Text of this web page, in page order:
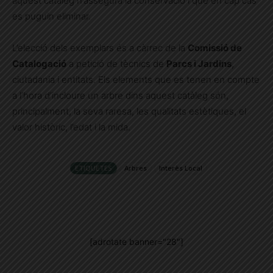
es puguin eliminar.
L’elecció dels exemplars és a càrrec de la Comissió de
Catalogació a petició de tècnics de Parcs i Jardins
ciutadania i entitats. Els elements que es tenen en compte
a l’hora d’incloure un arbre dins aquest catàleg són,
principalment, la seva raresa, les qualitats estètiques, el
valor històric, l’edat i la mida.
ETIQUETES Arbres Interès Local
[adrotate banner="28"]